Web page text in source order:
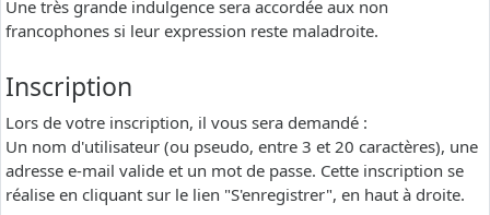
Une très grande indulgence sera accordée aux non
francophones si leur expression reste maladroite.
Inscription
Lors de votre inscription, il vous sera demandé :
Un nom d'utilisateur (ou pseudo, entre 3 et 20 caractères), une
adresse e-mail valide et un mot de passe. Cette inscription se
réalise en cliquant sur le lien "S'enregistrer", en haut à droite.